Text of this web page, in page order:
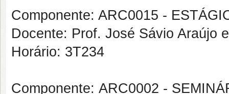
Componente: ARC0015 -
Docente: Prof. José Sávio Araújo
Horário: 3T234
Componente: ARC0002 -